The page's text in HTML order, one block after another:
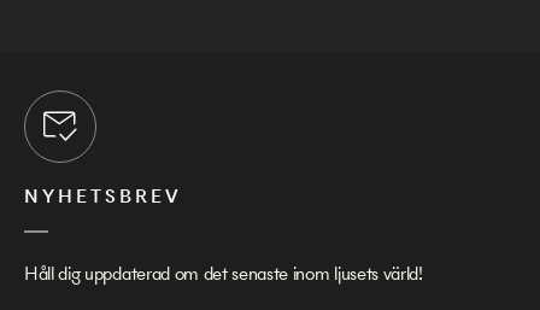
NYHETSBREV
Håll dig uppdaterad om det senaste inom ljusets värld!